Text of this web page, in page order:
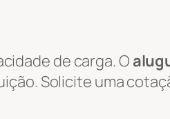
de carga. O
Solicite uma